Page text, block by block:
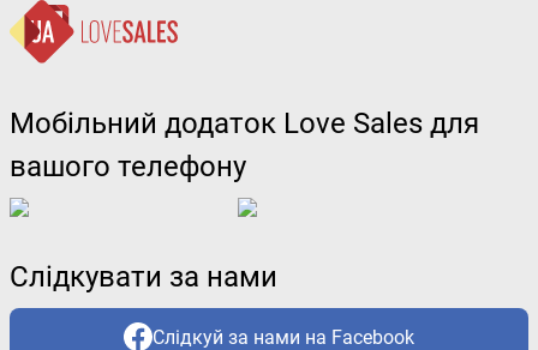
Мобільний додаток Love Sales для
вашого телефону
Слідкувати за нами
Слідкуй за нами на Facebook